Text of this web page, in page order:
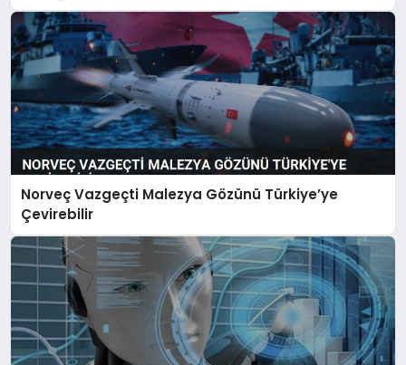
Norveç Vazgeçti Malezya Gözünü Türkiye’ye
Çevirebilir